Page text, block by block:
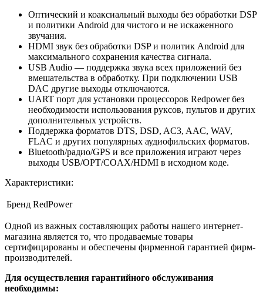
Оптический и коаксиальный выходы без обработки DSP
и политики Android для чистого и не искаженного
звучания.
HDMI звук без обработки DSP и политик Android для
максимального сохранения качества сигнала.
USB Audio — поддержка звука всех приложений без
вмешательства в обработку. При подключении USB
DAC другие выходы отключаются.
UART порт для установки процессоров Redpower без
необходимости использования руксов, пультов и других
дополнительных устройств.
Поддержка форматов DTS, DSD, AC3, AAC, WAV,
FLAC и других популярных аудиофильских форматов.
Bluetooth/радио/GPS и все приложения играют через
выходы USB/OPT/COAX/HDMI в исходном коде.
Характеристики:
Бренд RedPower
Одной из важных составляющих работы нашего интернет-
магазина является то, что продаваемые товары
сертифицированы и обеспечены фирменной гарантией фирм-
производителей.
Для осуществления гарантийного обслуживания
необходимы: